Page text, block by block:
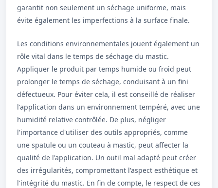
garantit non seulement un séchage uniforme, mais
évite également les imperfections à la surface finale.
Les conditions environnementales jouent également un
rôle vital dans le temps de séchage du mastic.
Appliquer le produit par temps humide ou froid peut
prolonger le temps de séchage, conduisant à un fini
défectueux. Pour éviter cela, il est conseillé de réaliser
l'application dans un environnement tempéré, avec une
humidité relative contrôlée. De plus, négliger
l'importance d'utiliser des outils appropriés, comme
une spatule ou un couteau à mastic, peut affecter la
qualité de l'application. Un outil mal adapté peut créer
des irrégularités, compromettant l'aspect esthétique et
l'intégrité du mastic. En fin de compte, le respect de ces